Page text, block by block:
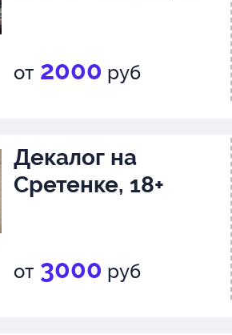
от 2000 руб
Декалог на
Сретенке, 18+
от 3000 руб